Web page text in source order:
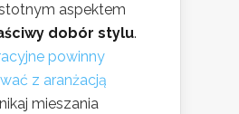
aspektem
dobór stylu.
powinny
z aranżacją
mieszania